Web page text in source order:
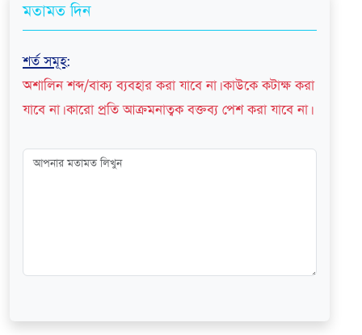
মতামত দিন
শর্ত সমূহ:
অশালিন শব্দ/বাক্য ব্যবহার করা যাবে না। কাউকে কটাক্ষ করা
যাবে না। কারো প্রতি আক্রমনাত্বক বক্তব্য পেশ করা যাবে না।